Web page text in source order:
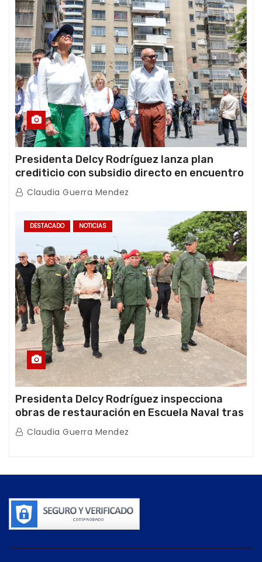
Presidenta Delcy Rodríguez lanza plan
crediticio con subsidio directo en encuentro
con Juntas de Condominio
Claudia Guerra Mendez
DESTACADO NOTICIAS
Presidenta Delcy Rodríguez inspecciona
obras de restauración en Escuela Naval tras
afectaciones sísmicas en La Guaira
Claudia Guerra Mendez